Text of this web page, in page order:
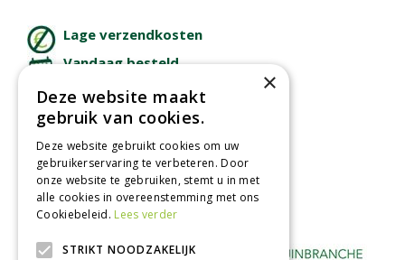
Lage verzendkosten
Vandaag besteld
Afhalen in tuincentrum
Betaal veilig
met iDeal - Wero
×
Deze website maakt
gebruik van cookies.
Deze website gebruikt cookies om uw
gebruikerservaring te verbeteren. Door
onze website te gebruiken, stemt u in met
alle cookies in overeenstemming met ons
Cookiebeleid. Lees verder
STRIKT NOODZAKELIJK